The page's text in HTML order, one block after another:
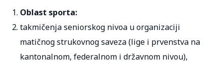
Oblast sporta:
takmičenja seniorskog nivoa u organizaciji
matičnog strukovnog saveza (lige i prvenstva na
kantonalnom, federalnom i državnom nivou),